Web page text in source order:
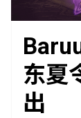
东夏
出